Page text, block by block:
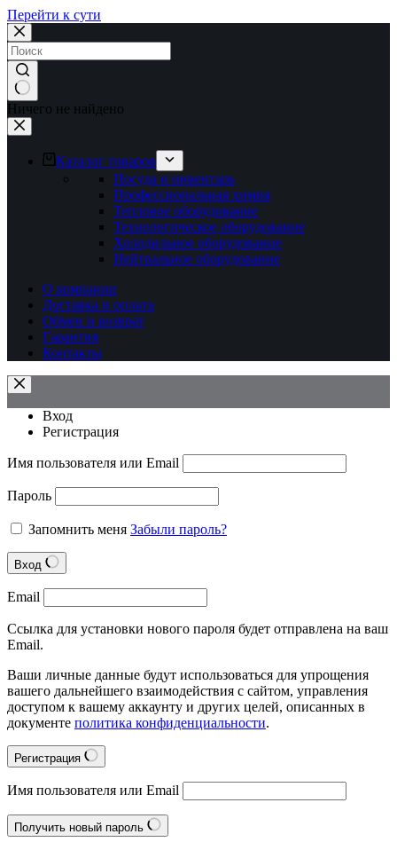
Перейти к сути
Ничего не найдено
Каталог товаров
Посуда и инвентарь
Профессиональная химия
Тепловое оборудование
Технологическое оборудование
Холодильное оборудование
Нейтральное оборудование
О компании
Доставка и оплата
Обмен и возврат
Гарантия
Контакты
Вход
Регистрация
Имя пользователя или Email
Пароль
Запомнить меня Забыли пароль?
Вход
Email
Ссылка для установки нового пароля будет отправлена на ваш
Email.
Ваши личные данные будут использоваться для упрощения
вашего дальнейшего взаимодействия с сайтом, управления
доступом к вашему аккаунту и других целей, описанных в
документе политика конфиденциальности.
Регистрация
Имя пользователя или Email
Получить новый пароль